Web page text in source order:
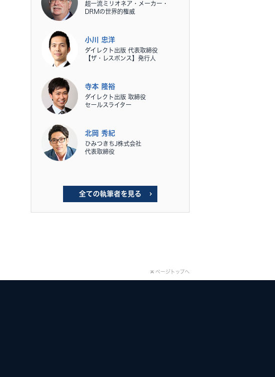
超一流ミリオネア・メーカー・
DRMの世界的権威
小川 忠洋
ダイレクト出版 代表取締役
【ザ・レスポンス】発行人
寺本 隆裕
ダイレクト出版 取締役
セールスライター
北岡 秀紀
ひみつきちJ株式会社
代表取締役
全ての執筆者を見る
ページトップへ